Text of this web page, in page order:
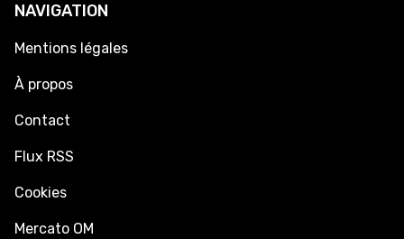
NAVIGATION
Mentions légales
À propos
Contact
Flux RSS
Cookies
Mercato OM